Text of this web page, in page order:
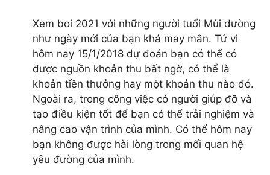
cua tuyết
cua đá biển
tôm hùm alaska
tôm hùm
tôm càng xanh
ốc vòi voi
sá sùng
bào ngư
hải sâm
cua cốm
cá anh vũ
Xem boi 2021 với những người tuổi Mùi dường
như ngày mới của bạn khá may mắn. Tử vi
hôm nay 15/1/2018 dự đoán bạn có thể có
được nguồn khoản thu bất ngờ, có thể là
khoản tiền thưởng hay một khoản thu nào đó.
Ngoài ra, trong công việc có người giúp đỡ và
tạo điều kiện tốt để bạn có thể trải nghiệm và
nâng cao vận trình của mình. Có thể hôm nay
bạn không được hài lòng trong mối quan hệ
yêu đường của mình.